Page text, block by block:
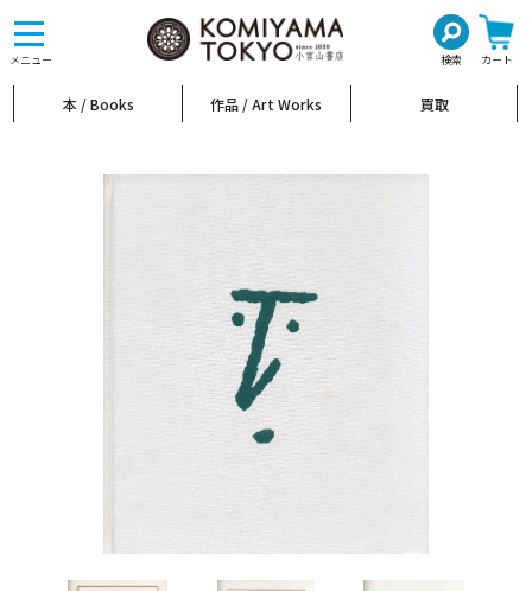
メニュー 検索 カート
toggle
navigation
本 / Books 作品 / Art Works 買取